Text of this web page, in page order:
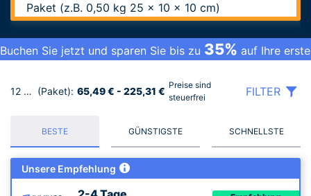
Paket (z.B. 0,50 kg 25 x 10 x 10 cm)
Buchen Sie jetzt und sparen Sie bis zu 35% auf Ihre erste
12 Tarife (Paket): 65,49 € - 225,31 €
Preise sind
steuerfrei
FILTER
BESTE GÜNSTIGSTE SCHNELLSTE
Unsere Empfehlung